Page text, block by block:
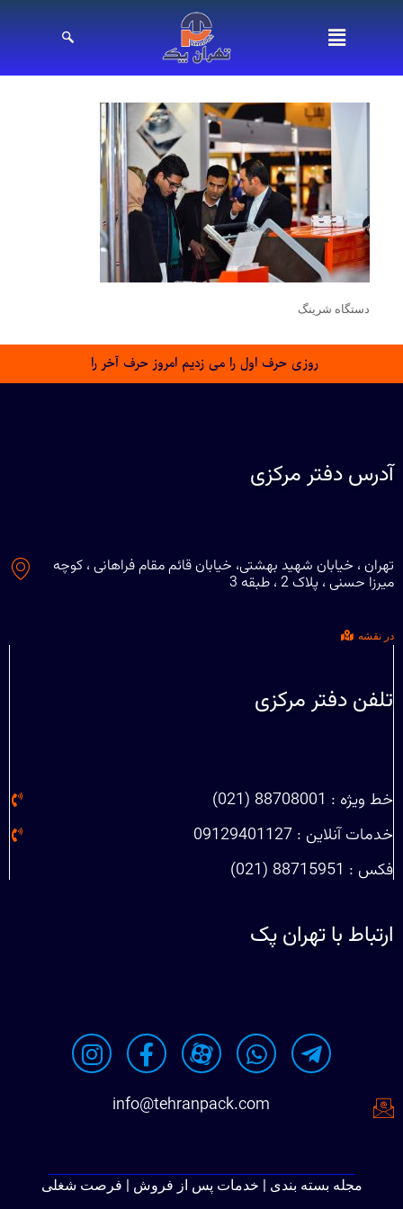
دستگاه شرینگ
روزی حرف اول را می زدیم امروز حرف آخر را
آدرس دفتر مرکزی
تهران ، خیابان شهید بهشتی، خیابان قائم مقام فراهانی ، کوچه
میرزا حسنی ، پلاک 2 ، طبقه 3
در نقشه
تلفن دفتر مرکزی
خط ویژه : 88708001 (021)
خدمات آنلاین : 09129401127
فکس : 88715951 (021)
ارتباط با تهران پک
info@tehranpack.com
مجله بسته بندی | خدمات پس از فروش | فرصت شغلی